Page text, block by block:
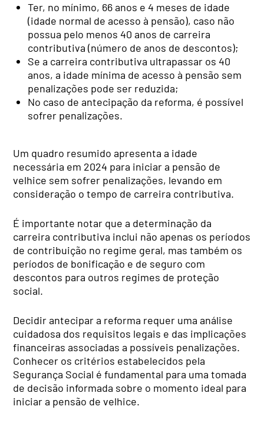
Ter, no mínimo, 66 anos e 4 meses de idade
(idade normal de acesso à pensão), caso não
possua pelo menos 40 anos de carreira
contributiva (número de anos de descontos);
Se a carreira contributiva ultrapassar os 40
anos, a idade mínima de acesso à pensão sem
penalizações pode ser reduzida;
No caso de antecipação da reforma, é possível
sofrer penalizações.
Um quadro resumido apresenta a idade
necessária em 2024 para iniciar a pensão de
velhice sem sofrer penalizações, levando em
consideração o tempo de carreira contributiva.
É importante notar que a determinação da
carreira contributiva inclui não apenas os períodos
de contribuição no regime geral, mas também os
períodos de bonificação e de seguro com
descontos para outros regimes de proteção
social.
Decidir antecipar a reforma requer uma análise
cuidadosa dos requisitos legais e das implicações
financeiras associadas a possíveis penalizações.
Conhecer os critérios estabelecidos pela
Segurança Social é fundamental para uma tomada
de decisão informada sobre o momento ideal para
iniciar a pensão de velhice.